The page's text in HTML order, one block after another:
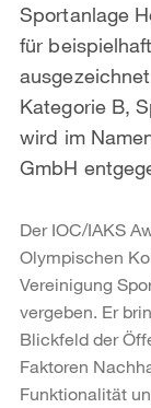
Sportanlage
für
Kategorie B,
wird im
GmbH
Der IOC/IAKS
Olympischen
Vereinigung
vergeben. Er
Blickfeld der
Faktoren
Funktionalität